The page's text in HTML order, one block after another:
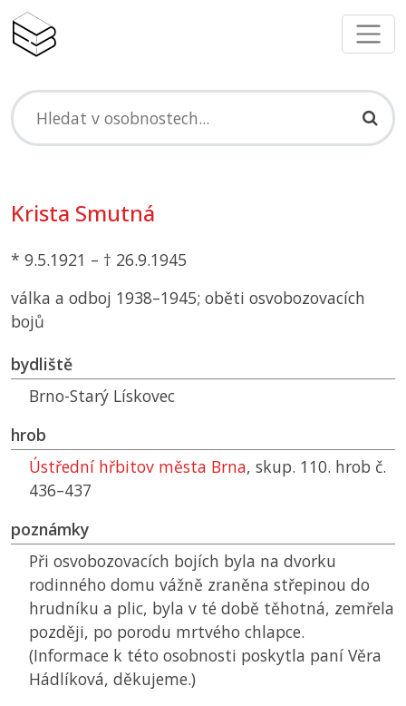
Krista Smutná
* 9.5.1921 – † 26.9.1945
válka a odboj 1938–1945; oběti osvobozovacích
bojů
bydliště
Brno-Starý Lískovec
hrob
Ústřední hřbitov města Brna, skup. 110. hrob č.
436–437
poznámky
Při osvobozovacích bojích byla na dvorku
rodinného domu vážně zraněna střepinou do
hrudníku a plic, byla v té době těhotná, zemřela
později, po porodu mrtvého chlapce.
(Informace k této osobnosti poskytla paní Věra
Hádlíková, děkujeme.)